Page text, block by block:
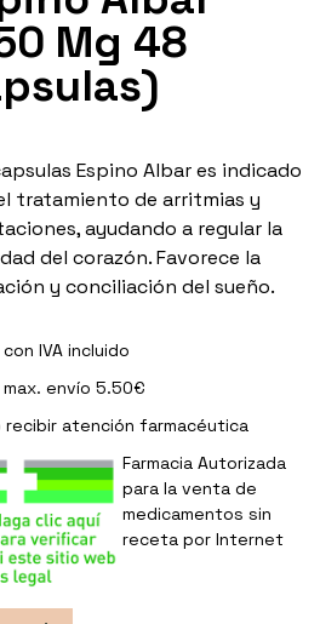
Mg 48
Espino Albar es indicado
tratamiento de arritmias y
ayudando a regular la
del corazón. Favorece la
y conciliación del sueño.
IVA incluido
max. envío 5.50€
recibir atención farmacéutica
Farmacia Autorizada
para la venta de
medicamentos sin
receta por Internet